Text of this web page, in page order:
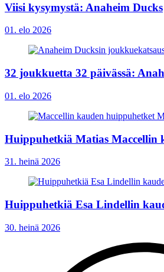
Viisi kysymystä: Anaheim Ducks
01. elo 2026
32 joukkuetta 32 päivässä:
01. elo 2026
Huippuhetkiä Matias Maccellin
31. heinä 2026
Huippuhetkiä Esa Lindellin
30. heinä 2026